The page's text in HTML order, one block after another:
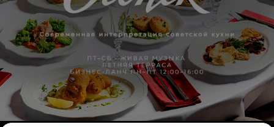
снимать. Так что, исходя из своего опыта советую
невестам присматривать себе по вкусу платье, но и
больше доверять консультанту. Ведь они
профессионалы и работают с невестами каждый день
и у них точно наметан глаз какое платье будет на нас
сидеть лучше. Отдельное спасибо мастеру за
прекрасно выполненную подгонку по фигуре!!!
Девочки, каждая встреча с Вами-- настоящий
праздник!!! Спасибо что Вы есть и с такой любовью
относитесь к своему делу! За Вашу поддержку ,
наставления, рекомендации. Нам невестам очень
важно в предсвадебной суматохе услышать ваш
оптимизм и увидеть ваше старание сделать все